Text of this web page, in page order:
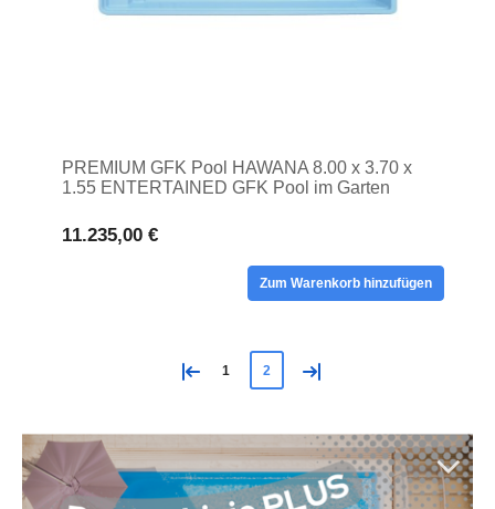
PREMIUM GFK Pool HAWANA 8.00 x 3.70 x
1.55 ENTERTAINED GFK Pool im Garten
11.235,00 €
Zum Warenkorb hinzufügen
« 1 2 »